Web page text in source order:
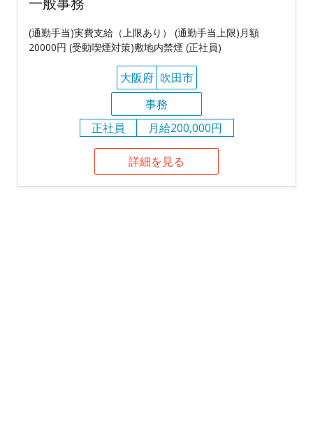
(通勤手当)実費支給（上限あり） (通勤手当上限)月額
20000円 (受動喫煙対策)敷地内禁煙 (正社員)
大阪府 吹田市
事務
正社員
月給200,000円
詳細を見る